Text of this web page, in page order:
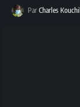
Par Charles